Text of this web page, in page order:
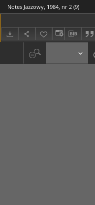
Notes Jazzowy, 1984, nr 2 (9)